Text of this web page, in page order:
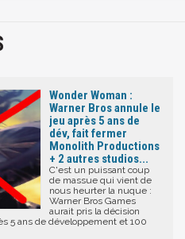
Wonder Woman :
Warner Bros annule le
jeu après 5 ans de
dév, fait fermer
Monolith Productions
+ 2 autres studios...
C'est un puissant coup
de massue qui vient de
nous heurter la nuque :
Warner Bros Games
aurait pris la décision
5 ans de développement et 100